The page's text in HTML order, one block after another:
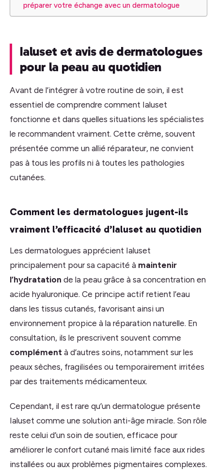
préparer votre échange avec un dermatologue
Ialuset et avis de dermatologues
pour la peau au quotidien
Avant de l’intégrer à votre routine de soin, il est
essentiel de comprendre comment Ialuset
fonctionne et dans quelles situations les spécialistes
le recommandent vraiment. Cette crème, souvent
présentée comme un allié réparateur, ne convient
pas à tous les profils ni à toutes les pathologies
cutanées.
Comment les dermatologues jugent-ils
vraiment l’efficacité d’Ialuset au quotidien
Les dermatologues apprécient Ialuset
principalement pour sa capacité à maintenir
l’hydratation de la peau grâce à sa concentration en
acide hyaluronique. Ce principe actif retient l’eau
dans les tissus cutanés, favorisant ainsi un
environnement propice à la réparation naturelle. En
consultation, ils le prescrivent souvent comme
complément à d’autres soins, notamment sur les
peaux sèches, fragilisées ou temporairement irritées
par des traitements médicamenteux.
Cependant, il est rare qu’un dermatologue présente
Ialuset comme une solution anti-âge miracle. Son rôle
reste celui d’un soin de soutien, efficace pour
améliorer le confort cutané mais limité face aux rides
installées ou aux problèmes pigmentaires complexes.